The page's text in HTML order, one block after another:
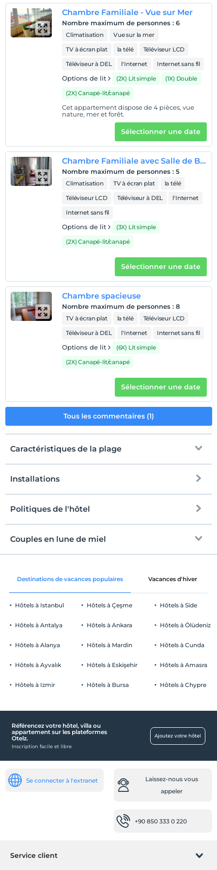
est propre et claire. Puisqu'il s'agit d'une plage publique,
elle vous donne la possibilité de nager où vous voulez.
Afficher sur la
carte
Politiques de l'hôtel
enregistrement
animaux
Animaux non admis
fumeur
Des zones fumeurs sont disponibles
L'établissement n'a pas de politique de gratuité pour les
Chambre Familiale - Vue sur Mer
Nombre maximum de personnes : 6
Climatisation
Vue sur la mer
TV à écran plat
la télé
Téléviseur LCD
Téléviseur à DEL
l'Internet Internet sans fil
Options de lit (2X) Lit simple
(1X) Double
(2X) Canapé-lit/canapé
Cet appartement dispose de 4 pièces, vue
nature, mer et forêt.
Sélectionner une date
Chambre Familiale avec Salle de Bains Privative
Nombre maximum de personnes : 5
Climatisation TV à écran plat
la télé
Téléviseur LCD
Téléviseur à DEL
l'Internet
Internet sans fil
Options de lit
(3X) Lit simple
(2X) Canapé-lit/canapé
Sélectionner une date
Chambre spacieuse
Nombre maximum de personnes : 8
TV à écran plat la télé
Téléviseur LCD
Téléviseur à DEL
l'Internet Internet sans fil
Options de lit
(6X) Lit simple
(2X) Canapé-lit/canapé
Sélectionner une date
Tous les commentaires (1)
Caractéristiques de la plage
plage publique
plage de sable
Drapeau bleu
mer peu profonde sur le rivage
Chaise longue et parasol
Installations
Libérer wifi
chambres
Stationnement (sur place)
location de vélos
Services de nettoyage
Blanchisserie
Politiques de l'hôtel
enregistrement
Après 12:00
Vérifier
animaux
Des zones fumeurs sont disponibles
enfants
L'établissement n'a pas de politique de gratuité pour les enfants
Couples en lune de miel
Remise sur les dépenses supplémentaires
Destinations de vacances populaires Vacances d'hiver
Hôtels à Istanbul
Hôtels à Antalya
Hôtels à Alanya
Hôtels à Ayvalık
Hôtels à Izmir
Hôtels à Çeşme
Hôtels à Ankara
Hôtels à Mardin
Hôtels à Eskişehir
Hôtels à Bursa
Hôtels à Side
Hôtels à Ölüdeniz
Hôtels à Cunda
Hôtels à Amasra
Hôtels à Chypre
Référencez votre hôtel, villa ou
appartement sur les plateformes
Otelz.
Inscription facile et libre
Ajoutez votre hôtel
Se connecter à l'extranet
Laissez-nous vous
appeler
+90 850 333 0 220
Service client